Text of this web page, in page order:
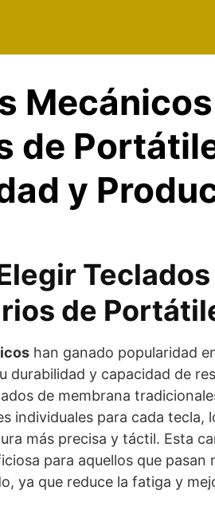
de
y
de
han ganado popularidad
durabilidad y capacidad de
de membrana
individuales para cada tecla,
más precisa y táctil. Esta
para aquellos que pasan
ya que reduce la fatiga y